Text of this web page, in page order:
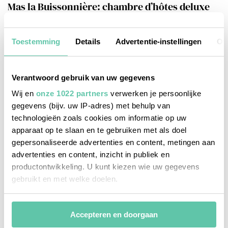
Toestemming Details Advertentie-instellingen
Verantwoord gebruik van uw gegevens
Wij en onze 1022 partners verwerken je persoonlijke
gegevens (bijv. uw IP-adres) met behulp van
technologieën zoals cookies om informatie op uw
apparaat op te slaan en te gebruiken met als doel
gepersonaliseerde advertenties en content, metingen aan
advertenties en content, inzicht in publiek en
productontwikkeling. U kunt kiezen wie uw gegevens
gebruikt en met welke doelen.
Als u het toestaat, willen we ook graag:
Informatie verzamelen over uw geografische
Accepteren en doorgaan
Mas la Buissonnière: chambre d’hôtes deluxe